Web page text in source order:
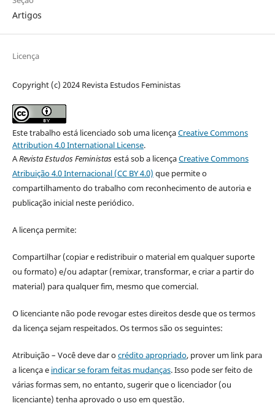
Artigos
Licença
Copyright (c) 2024 Revista Estudos Feministas
Este trabalho está licenciado sob uma licençaCreative Commons
Attribution 4.0 International License.
ARevista Estudos Feministasestá sob a licençaCreative Commons
Atribuição 4.0 Internacional (CC BY 4.0) que permite o
compartilhamento do trabalho com reconhecimento de autoria e
publicação inicial neste periódico.
A licença permite:
Compartilhar (copiar e redistribuir o material em qualquer suporte
ou formato) e/ou adaptar (remixar, transformar, e criar a partir do
material) para qualquer fim, mesmo que comercial.
O licenciante não pode revogar estes direitos desde que os termos
da licença sejam respeitados. Os termos são os seguintes:
Atribuição – Você deve dar ocrédito apropriado, prover um link para
a licença e indicar se foram feitas mudanças. Isso pode ser feito de
várias formas sem, no entanto, sugerir que o licenciador (ou
licenciante) tenha aprovado o uso em questão.